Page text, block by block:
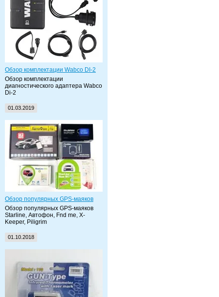
Обзор комплектации Wabco DI-2
Обзор комплектации
диагностического адаптера Wabco
Di-2
01.03.2019
Обзор популярных GPS-маяков
Обзор популярных GPS-маяков
Starline, Автофон, Fnd me, X-
Keeper, Piligrim
01.10.2018